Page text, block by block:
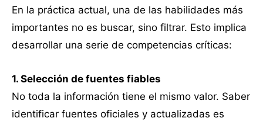
En la práctica actual, una de las habilidades más
importantes no es buscar, sino filtrar. Esto implica
desarrollar una serie de competencias críticas:
1. Selección de fuentes fiables
No toda la información tiene el mismo valor. Saber
identificar fuentes oficiales y actualizadas es